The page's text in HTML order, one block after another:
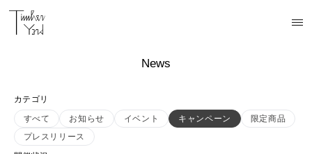
News
カテゴリ
すべて
お知らせ イベント キャンペーン
限定商品
プレスリリース